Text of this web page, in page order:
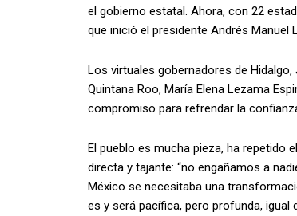
el gobierno estatal. Ahora, con 22
que inició el presidente Andrés Manuel
Los virtuales gobernadores de
Quintana Roo, María Elena Lezama
compromiso para refrendar la
El pueblo es mucha pieza, ha repetido
directa y tajante: “no engañamos a
México se necesitaba una
es y será pacífica, pero profunda, igual